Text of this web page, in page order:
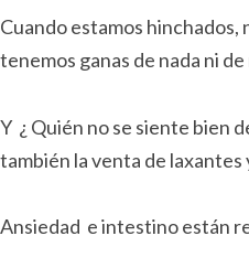
Cuando estamos hinchados,
tenemos ganas de nada ni de
Y ¿ Quién no se siente bien
también la venta de
Ansiedad e intestino están